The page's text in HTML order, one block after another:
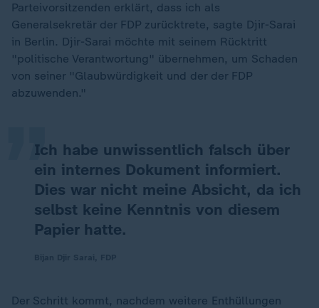
Parteivorsitzenden erklärt, dass ich als
Generalsekretär der FDP zurücktrete, sagte Djir-Sarai
in Berlin. Djir-Sarai möchte mit seinem Rücktritt
"politische Verantwortung" übernehmen, um Schaden
von seiner "Glaubwürdigkeit und der der FDP
abzuwenden."
Ich habe unwissentlich falsch über
ein internes Dokument informiert.
Dies war nicht meine Absicht, da ich
selbst keine Kenntnis von diesem
Papier hatte.
„
Der Schritt kommt, nachdem weitere Enthüllungen